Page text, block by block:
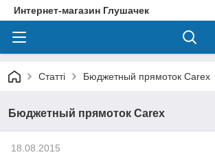
Интернет-магазин Глушачек
Статті Бюджетный прямоток Carex
Бюджетный прямоток Carex
18.08.2015